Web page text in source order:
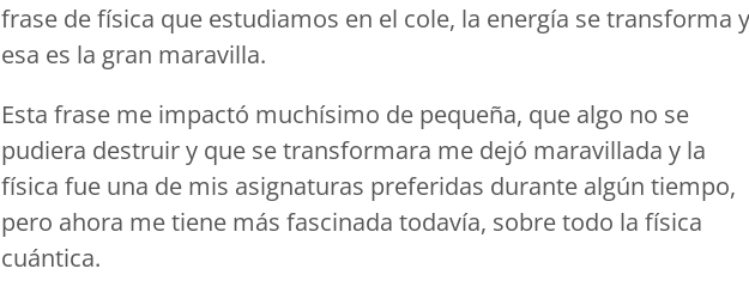
frase de física que estudiamos en el cole, la energía se transforma y
esa es la gran maravilla.
Esta frase me impactó muchísimo de pequeña, que algo no se
pudiera destruir y que se transformara me dejó maravillada y la
física fue una de mis asignaturas preferidas durante algún tiempo,
pero ahora me tiene más fascinada todavía, sobre todo la física
cuántica.